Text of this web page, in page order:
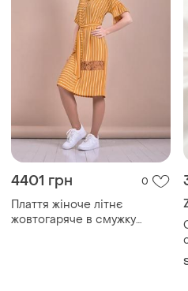
4401 грн 0
Плаття жіноче літнє
жовтогаряче в смужку